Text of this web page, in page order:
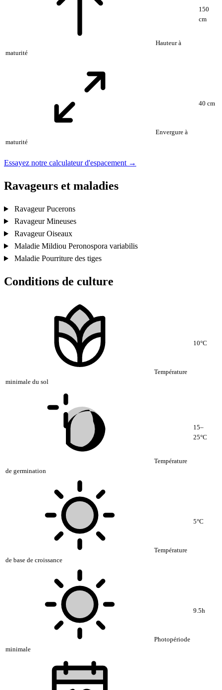
Hauteur à
maturité
150
cm
Envergure à
maturité
40 cm
Essayez notre calculateur d'espacement →
Ravageurs et maladies
RavageurPucerons
RavageurMineuses
RavageurOiseaux
Maladie Mildiou Peronospora variabilis
Maladie Pourriture des tiges
Conditions de culture
Température
minimale du sol
10°C
Température
de germination
15–
25°C
Température
de base de croissance
5°C
Photopériode
minimale
9.5h